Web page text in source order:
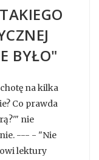
BYŁO"
na kilka
Co prawda
nie
--- - "Nie
lektury